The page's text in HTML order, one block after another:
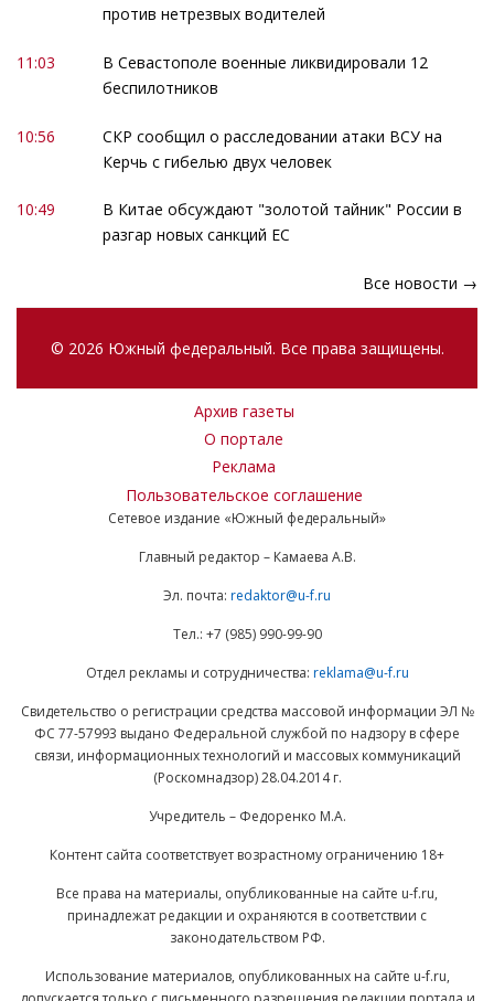
против нетрезвых водителей
11:03
В Севастополе военные ликвидировали 12
беспилотников
10:56
СКР сообщил о расследовании атаки ВСУ на
Керчь с гибелью двух человек
10:49
В Китае обсуждают "золотой тайник" России в
разгар новых санкций ЕС
Все новости →
© 2026 Южный федеральный. Все права защищены.
Архив газеты
О портале
Реклама
Пользовательское соглашение
Сетевое издание «Южный федеральный»
Главный редактор – Камаева А.В.
Эл. почта: redaktor@u-f.ru
Тел.: +7 (985) 990-99-90
Отдел рекламы и сотрудничества: reklama@u-f.ru
Свидетельство о регистрации средства массовой информации ЭЛ №
ФС 77-57993 выдано Федеральной службой по надзору в сфере
связи, информационных технологий и массовых коммуникаций
(Роскомнадзор) 28.04.2014 г.
Учредитель – Федоренко М.А.
Контент сайта соответствует возрастному ограничению 18+
Все права на материалы, опубликованные на сайте u-f.ru,
принадлежат редакции и охраняются в соответствии с
законодательством РФ.
Использование материалов, опубликованных на сайте u-f.ru,